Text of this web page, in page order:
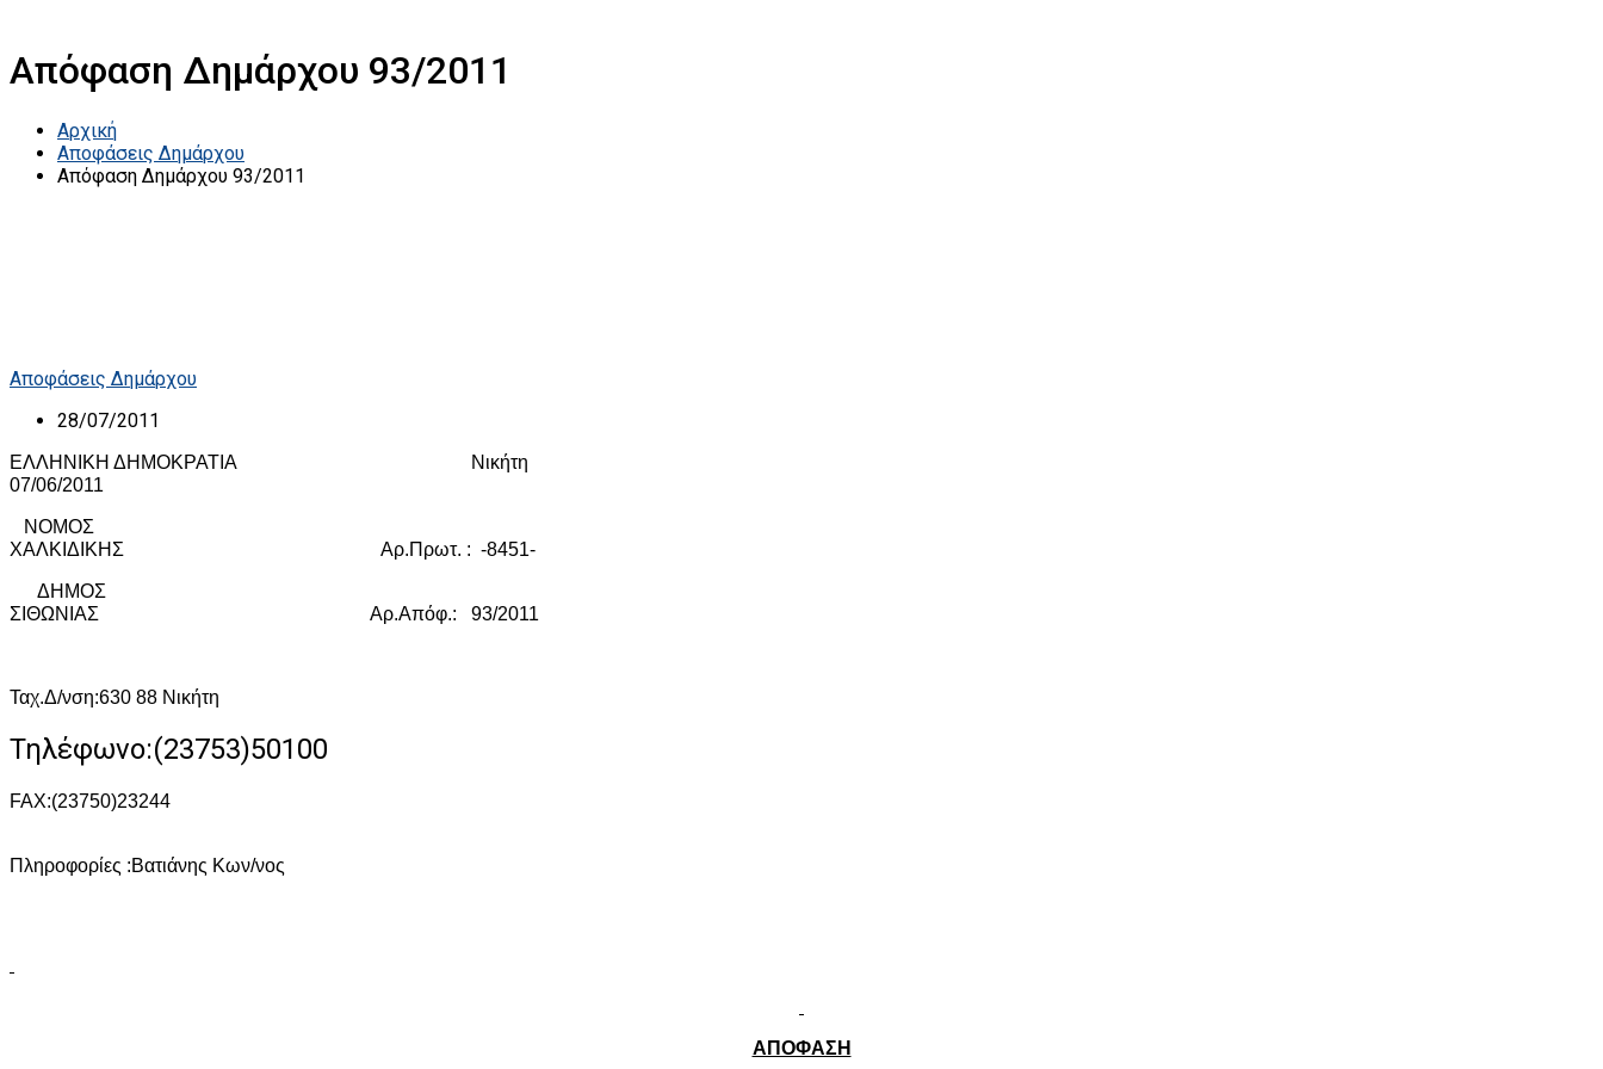
Απόφαση Δημάρχου 93/2011
Αρχική
Αποφάσεις Δημάρχου
Απόφαση Δημάρχου 93/2011
Αποφάσεις Δημάρχου
28/07/2011
ΕΛΛΗΝΙΚΗ ΔΗΜΟΚΡΑΤΙΑ
Νικήτη
07/06/2011
ΝΟΜΟΣ
ΧΑΛΚΙΔΙΚΗΣ
Αρ.Πρωτ. : -8451-
ΔΗΜΟΣ
ΣΙΘΩΝΙΑΣ
Αρ.Απόφ.: 93/2011
Ταχ.Δ/νση:630 88 Νικήτη
Τηλέφωνο:(23753)50100
FAX:(23750)23244
Πληροφορίες :Βατιάνης Κων/νος
ΑΠΟΦΑΣΗ